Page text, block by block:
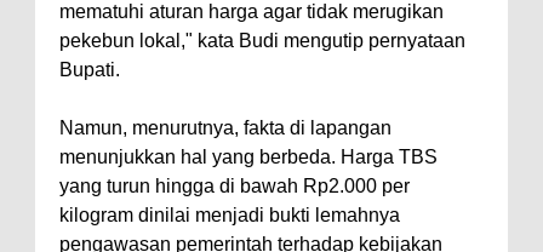
mematuhi aturan harga agar tidak merugikan
pekebun lokal," kata Budi mengutip pernyataan
Bupati.
Namun, menurutnya, fakta di lapangan
menunjukkan hal yang berbeda. Harga TBS
yang turun hingga di bawah Rp2.000 per
kilogram dinilai menjadi bukti lemahnya
pengawasan pemerintah terhadap kebijakan